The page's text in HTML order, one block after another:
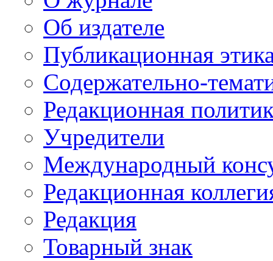
Об издателе
Публикационная
Содержательно-
Редакционная
Учредители
Международный
Редакционная
Редакция
Товарный знак